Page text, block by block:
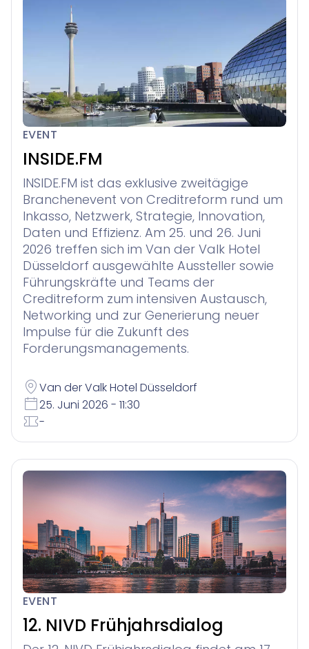
EVENT
INSIDE.FM
INSIDE.FM ist das exklusive zweitägige
Branchenevent von Creditreform rund um
Inkasso, Netzwerk, Strategie, Innovation,
Daten und Effizienz. Am 25. und 26. Juni
2026 treffen sich im Van der Valk Hotel
Düsseldorf ausgewählte Aussteller sowie
Führungskräfte und Teams der
Creditreform zum intensiven Austausch,
Networking und zur Generierung neuer
Impulse für die Zukunft des
Forderungsmanagements.
Van der Valk Hotel Düsseldorf
25. Juni 2026 - 11:30
-
EVENT
12. NIVD Frühjahrsdialog